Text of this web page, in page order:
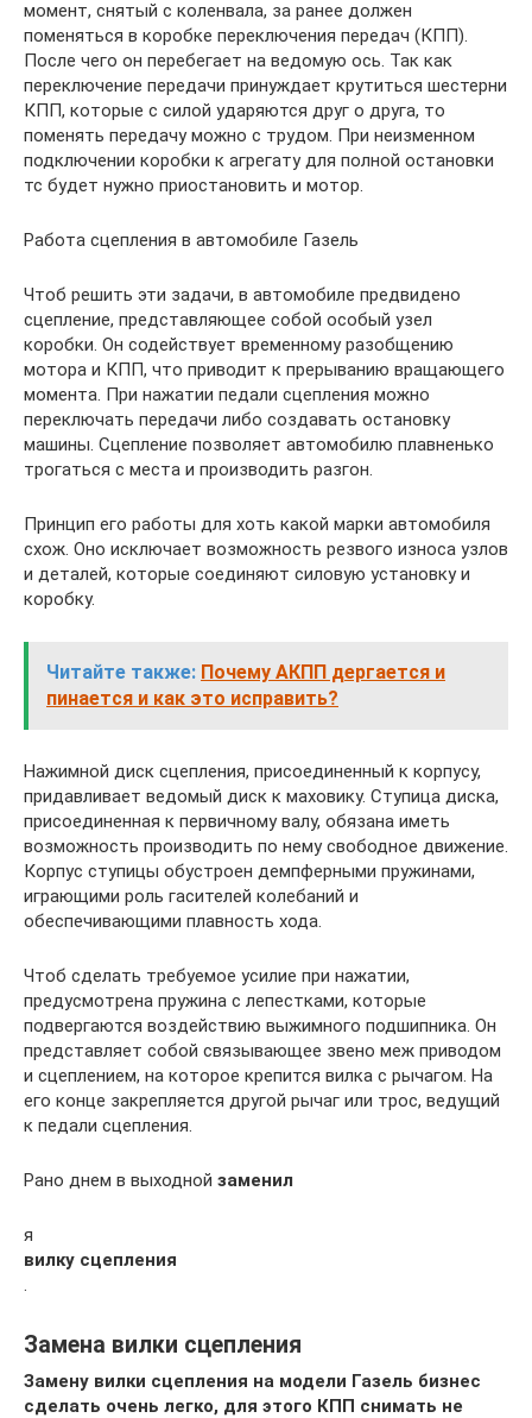
момент, снятый с коленвала, за ранее должен
поменяться в коробке переключения передач (КПП).
После чего он перебегает на ведомую ось. Так как
переключение передачи принуждает крутиться шестерни
КПП, которые с силой ударяются друг о друга, то
поменять передачу можно с трудом. При неизменном
подключении коробки к агрегату для полной остановки
тс будет нужно приостановить и мотор.
Работа сцепления в автомобиле Газель
Чтоб решить эти задачи, в автомобиле предвидено
сцепление, представляющее собой особый узел
коробки. Он содействует временному разобщению
мотора и КПП, что приводит к прерыванию вращающего
момента. При нажатии педали сцепления можно
переключать передачи либо создавать остановку
машины. Сцепление позволяет автомобилю плавненько
трогаться с места и производить разгон.
Принцип его работы для хоть какой марки автомобиля
схож. Оно исключает возможность резвого износа узлов
и деталей, которые соединяют силовую установку и
коробку.
Читайте также: Почему АКПП дергается и
пинается и как это исправить?
Нажимной диск сцепления, присоединенный к корпусу,
придавливает ведомый диск к маховику. Ступица диска,
присоединенная к первичному валу, обязана иметь
возможность производить по нему свободное движение.
Корпус ступицы обустроен демпферными пружинами,
играющими роль гасителей колебаний и
обеспечивающими плавность хода.
Чтоб сделать требуемое усилие при нажатии,
предусмотрена пружина с лепестками, которые
подвергаются воздействию выжимного подшипника. Он
представляет собой связывающее звено меж приводом
и сцеплением, на которое крепится вилка с рычагом. На
его конце закрепляется другой рычаг или трос, ведущий
к педали сцепления.
Рано днем в выходной заменил
я
вилку сцепления
.
Замена вилки сцепления
Замену вилки сцепления на модели Газель бизнес
сделать очень легко, для этого КПП снимать не